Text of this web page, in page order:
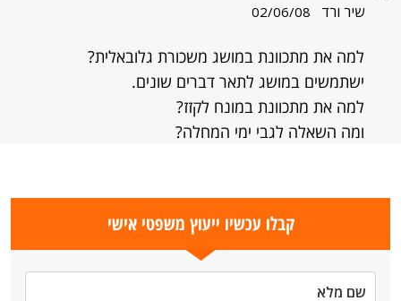
שיר ורד 02/06/08
למה את מתכוונת במושג משכורת גלובאלית?
ישתמשים במושג לתאר דברים שונים.
למה את מתכוונת במונח לקזז?
ומה השאלה לגבי ימי המחלה?
קבלו עכשיו ייעוץ משפטי אישי